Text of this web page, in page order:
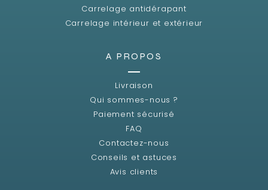
Carrelage antidérapant
Carrelage intérieur et extérieur
A PROPOS
Livraison
Qui sommes-nous ?
Paiement sécurisé
FAQ
Contactez-nous
Conseils et astuces
Avis clients